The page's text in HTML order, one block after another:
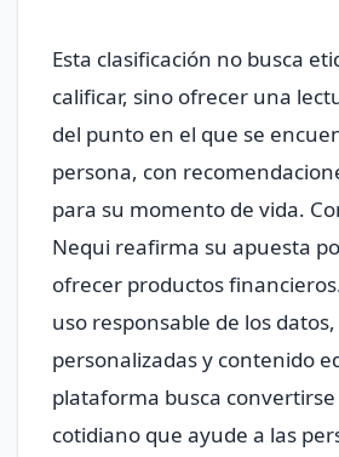
Esta clasificación no busca
calificar, sino ofrecer una
del punto en el que se
persona, con
para su momento de vida.
Nequi reafirma su apuesta
ofrecer productos
uso responsable de los
personalizadas y contenido
plataforma busca
cotidiano que ayude a las